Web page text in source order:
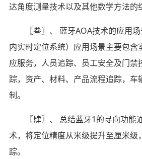
达角度测量技术以及其他数学方法的
〖叁〗、 蓝牙AOA技术的应用
内实时定位系统）应用场景主要包含
应服务，人员追踪、员工安全及门禁
踪，资产、材料、产品流程追踪，车
制。
〖肆〗、 总结蓝牙1的寻向功能
术，将定位精度从米级提升至厘米级
踪。